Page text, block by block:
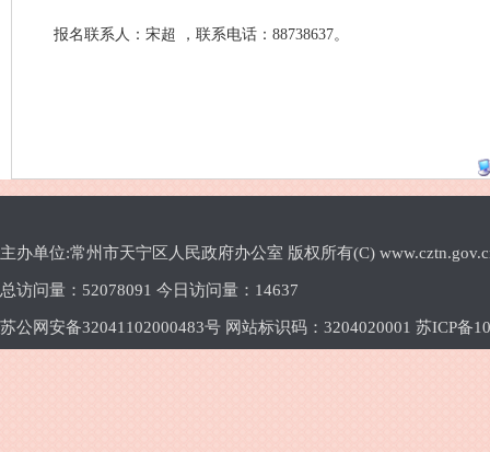
报名联系人：宋超 ，联系电话：88738637。
主办单位:常州市天宁区人民政府办公室 版权所有(C)
总访问量： 52078091 今日访问量： 14637
苏公网安备32041102000483号 网站标识码：3204020001 苏ICP备